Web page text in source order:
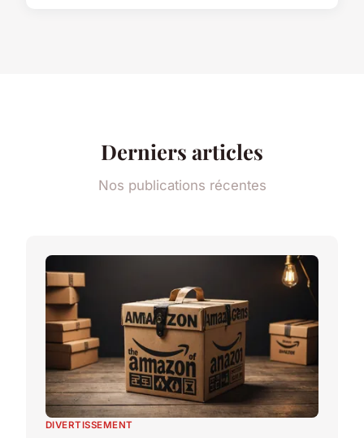
Derniers articles
Nos publications récentes
DIVERTISSEMENT